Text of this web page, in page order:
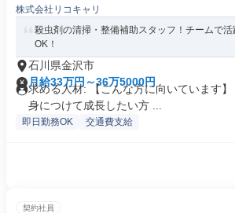
株式会社リコキャリ
殺虫剤の清掃・整備補助スタッフ！チームで活
OK！
石川県金沢市
月給33万円～36万5000円
求める人材: 【こんな方に向いています
身につけて成長したい方 ...
即日勤務OK 交通費支給
契約社員